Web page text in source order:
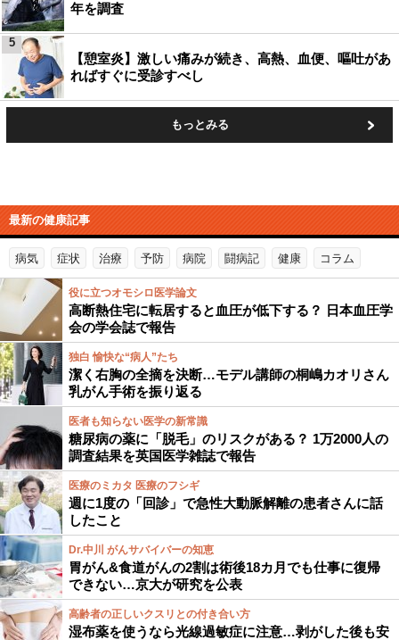
年を調査
【憩室炎】激しい痛みが続き、高熱、血便、嘔吐があ
ればすぐに受診すべし
5
もっとみる
最新の健康記事
病気 症状 治療 予防 病院 闘病記 健康 コラム
役に立つオモシロ医学論文
高断熱住宅に転居すると血圧が低下する？ 日本血圧学
会の学会誌で報告
独白 愉快な“病人”たち
潔く右胸の全摘を決断…モデル講師の桐嶋カオリさん
乳がん手術を振り返る
医者も知らない医学の新常識
糖尿病の薬に「脱毛」のリスクがある？ 1万2000人の
調査結果を英国医学雑誌で報告
医療のミカタ 医療のフシギ
週に1度の「回診」で急性大動脈解離の患者さんに話
したこと
Dr.中川 がんサバイバーの知恵
胃がん&食道がんの2割は術後18カ月でも仕事に復帰
できない…京大が研究を公表
高齢者の正しいクスリとの付き合い方
湿布薬を使うなら光線過敏症に注意…剥がした後も安